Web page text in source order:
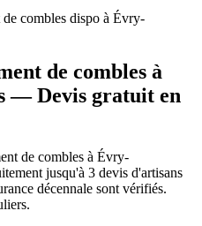
de combles dispo à Évry-
de combles à
— Devis gratuit en
de combles à Évry-
jusqu'à 3 devis d'artisans
décennale sont vérifiés.